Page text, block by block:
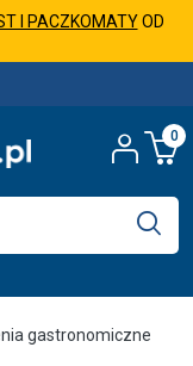
I PACZKOMATYOD
0
gastronomiczne